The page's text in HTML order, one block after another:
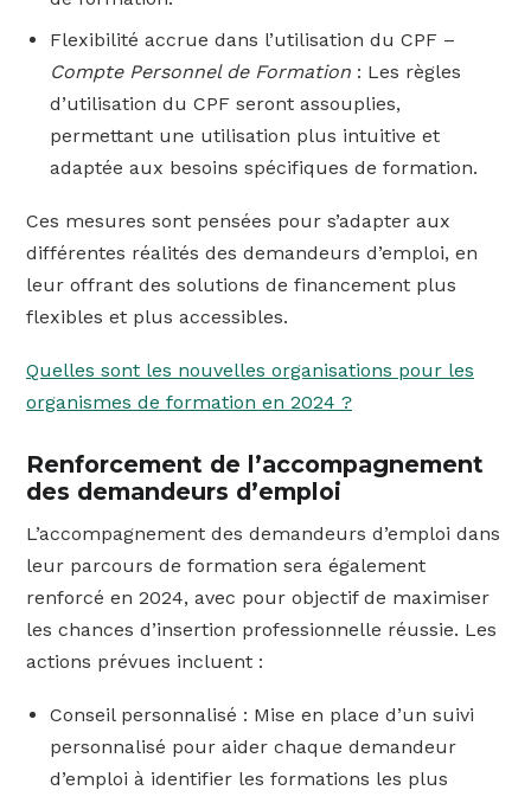
Flexibilité accrue dans l’utilisation du CPF –
Compte Personnel de Formation : Les règles
d’utilisation du CPF seront assouplies,
permettant une utilisation plus intuitive et
adaptée aux besoins spécifiques de formation.
Ces mesures sont pensées pour s’adapter aux
différentes réalités des demandeurs d’emploi, en
leur offrant des solutions de financement plus
flexibles et plus accessibles.
Quelles sont les nouvelles organisations pour les
organismes de formation en 2024 ?
Renforcement de l’accompagnement
des demandeurs d’emploi
L’accompagnement des demandeurs d’emploi dans
leur parcours de formation sera également
renforcé en 2024, avec pour objectif de maximiser
les chances d’insertion professionnelle réussie. Les
actions prévues incluent :
Conseil personnalisé : Mise en place d’un suivi
personnalisé pour aider chaque demandeur
d’emploi à identifier les formations les plus